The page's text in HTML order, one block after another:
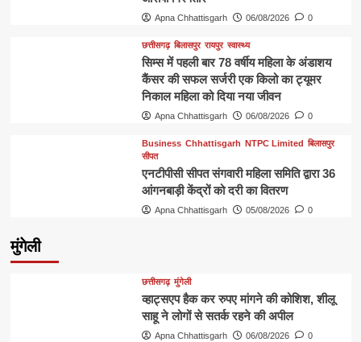
Apna Chhattisgarh 06/08/2026 0
छत्तीसगढ़ बिलासपुर रायपुर स्वास्थ्य
सिम्स में पहली बार 78 वर्षीय महिला के अंडाशय
कैंसर की सफल सर्जरी एक किलो का ट्यूमर
निकाल महिला को दिया नया जीवन
Apna Chhattisgarh 06/08/2026 0
Business Chhattisgarh NTPC Limited बिलासपुर
सीपत
एनटीपीसी सीपत संगवारी महिला समिति द्वारा 36
आंगनबाड़ी केंद्रों को दरी का वितरण
Apna Chhattisgarh 05/08/2026 0
मुंगेली
छत्तीसगढ़ मुंगेली
व्हाट्सएप हैक कर रुपए मांगने की कोशिश, शीलू
साहू ने लोगों से सतर्क रहने की अपील
Apna Chhattisgarh 06/08/2026 0